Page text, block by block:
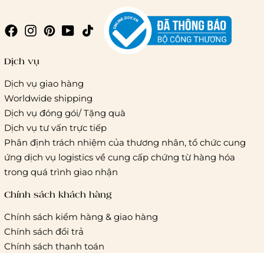
Giao hàng trong ngày (hoả tốc)
Giao hàng tiêu chuẩn:
Hồ Chí Minh:
Áp dụng theo bảng giá cước của ĐVVC
Vietelpost/ Giaohangtietkiem và 1 số đối tác vận chuyển
Hà Nội và các tỉnh thành khác:
Áp dụng theo bảng giá
cước của ĐVVC Vietelpost/ Giaohangtietkiem... và 1 số đối
tác vận chuyển khác
Thời gian giao hàng
Hồ Chí Minh:
Dịch vụ
Dịch vụ giao hàng
Worldwide shipping
Dịch vụ đóng gói/ Tặng quà
Dịch vụ tư vấn trực tiếp
Phân định trách nhiệm của thương nhân, tổ chức cung
ứng dịch vụ logistics về cung cấp chứng từ hàng hóa
trong quá trình giao nhận
Chính sách khách hàng
Chính sách kiểm hàng & giao hàng
Chính sách đổi trả
Chính sách thanh toán